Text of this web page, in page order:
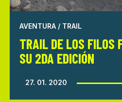
AVENTURA / TRAIL
TRAIL DE LOS FILOS
SU 2DA EDICIÓN
27. 01. 2020